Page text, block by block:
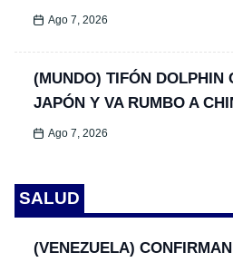
Ago 7, 2026
(MUNDO) TIFÓN DOLPHIN
JAPÓN Y VA RUMBO A
Ago 7, 2026
SALUD
(VENEZUELA)